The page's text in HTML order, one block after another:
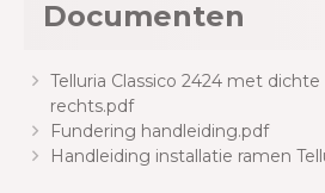
Documenten
Telluria Classico 2424 met
rechts.pdf
Fundering handleiding.pdf
Handleiding installatie ramen